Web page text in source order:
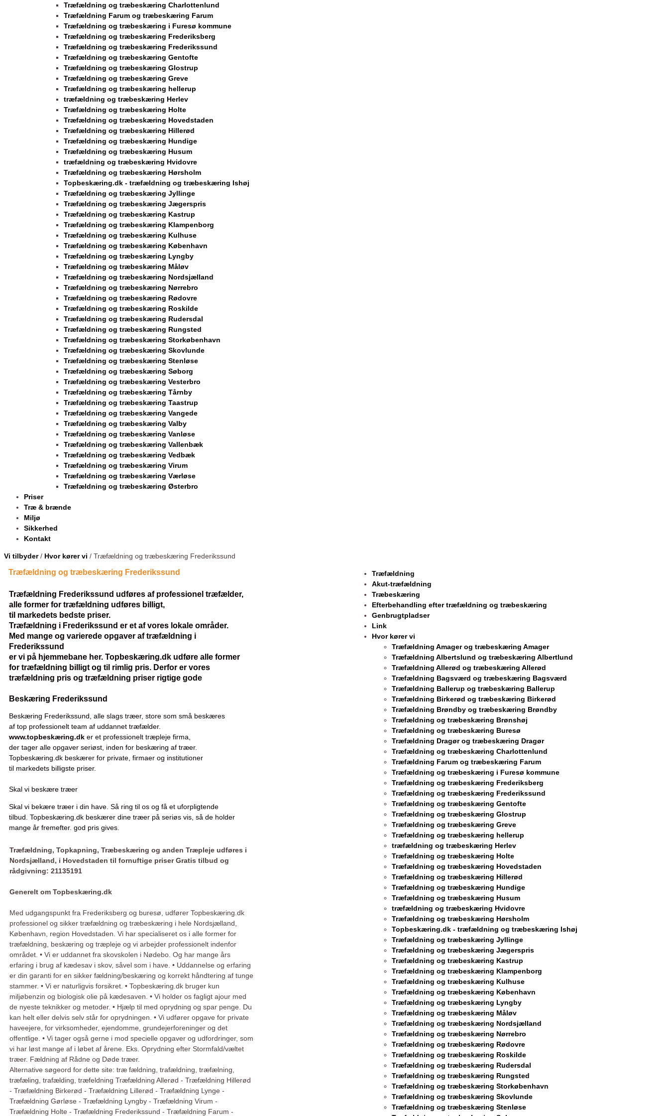
Træfældning og træbeskæring Charlottenlund
Træfældning Farum og træbeskæring Farum
Træfældning og træbeskæring i Furesø kommune
Træfældning og træbeskæring Frederiksberg
Træfældning og træbeskæring Frederikssund
Træfældning og træbeskæring Gentofte
Træfældning og træbeskæring Glostrup
Træfældning og træbeskæring Greve
Træfældning og træbeskæring hellerup
træfældning og træbeskæring Herlev
Træfældning og træbeskæring Holte
Træfældning og træbeskæring Hovedstaden
Træfældning og træbeskæring Hillerød
Træfældning og træbeskæring Hundige
Træfældning og træbeskæring Husum
træfældning og træbeskæring Hvidovre
Træfældning og træbeskæring Hørsholm
Topbeskæring.dk - træfældning og træbeskæring Ishøj
Træfældning og træbeskæring Jyllinge
Træfældning og træbeskæring Jægerspris
Træfældning og træbeskæring Kastrup
Træfældning og træbeskæring Klampenborg
Træfældning og træbeskæring Kulhuse
Træfældning og træbeskæring København
Træfældning og træbeskæring Lyngby
Træfældning og træbeskæring Måløv
Træfældning og træbeskæring Nordsjælland
Træfældning og træbeskæring Nørrebro
Træfældning og træbeskæring Rødovre
Træfældning og træbeskæring Roskilde
Træfældning og træbeskæring Rudersdal
Træfældning og træbeskæring Rungsted
Træfældning og træbeskæring Storkøbenhavn
Træfældning og træbeskæring Skovlunde
Træfældning og træbeskæring Stenløse
Træfældning og træbeskæring Søborg
Træfældning og træbeskæring Vesterbro
Træfældning og træbeskæring Tårnby
Træfældning og træbeskæring Taastrup
Træfældning og træbeskæring Vangede
Træfældning og træbeskæring Valby
Træfældning og træbeskæring Vanløse
Træfældning og træbeskæring Vallenbæk
Træfældning og træbeskæring Vedbæk
Træfældning og træbeskæring Virum
Træfældning og træbeskæring Værløse
Træfældning og træbeskæring Østerbro
Priser
Træ & brænde
Miljø
Sikkerhed
Kontakt
Vi tilbyder/ Hvor kører vi / Træfældning og træbeskæring Frederikssund
Træfældning og træbeskæring Frederikssund
Træfældning Frederikssund udføres af professionel træfælder,
alle former for træfældning udføres billigt,
til markedets bedste priser.
Træfældning i Frederikssund er et af vores lokale områder.
Med mange og varierede opgaver af træfældning i
Frederikssund
er vi på hjemmebane her. Topbeskæring.dk udføre alle former
for træfældning billigt og til rimlig pris. Derfor er vores
træfældning pris og træfældning priser rigtige gode
Beskæring Frederikssund
Beskæring Frederikssund, alle slags træer, store som små beskæres
af top professionelt team af uddannet træfælder.
www.topbeskæring.dk er et professionelt træpleje firma,
der tager alle opgaver seriøst, inden for beskæring af træer.
Topbeskæring.dk beskærer for private, firmaer og institutioner
til markedets billigste priser.
Skal vi beskære træer
Skal vi bekære træer i din have. Så ring til os og få et uforpligtende
tilbud. Topbeskæring.dk beskærer dine træer på seriøs vis, så de holder
mange år fremefter. god pris gives.
Træfældning, Topkapning, Træbeskæring og anden Træpleje udføres i
Nordsjælland, i Hovedstaden til fornuftige priser Gratis tilbud og
rådgivning: 21135191
Generelt om Topbeskæring.dk
Med udgangspunkt fra Frederiksberg og buresø, udfører Topbeskæring.dk
professionel og sikker træfældning og træbeskæring i hele Nordsjælland,
København, region Hovedstaden. Vi har specialiseret os i alle former for
træfældning, beskæring og træpleje og vi arbejder professionelt indenfor
området. • Vi er uddannet fra skovskolen i Nødebo. Og har mange års
erfaring i brug af kædesav i skov, såvel som i have. • Uddannelse og erfaring
er din garanti for en sikker fældning/beskæring og korrekt håndtering af tunge
stammer. • Vi er naturligvis forsikret. • Topbeskæring.dk bruger kun
miljøbenzin og biologisk olie på kædesaven. • Vi holder os fagligt ajour med
de nyeste teknikker og metoder. • Hjælp til med oprydning og spar penge. Du
kan helt eller delvis selv står for oprydningen. • Vi udfører opgave for private
haveejere, for virksomheder, ejendomme, grundejerforeninger og det
offentlige. • Vi tager også gerne i mod specielle opgaver og udfordringer, som
vi har løst mange af i løbet af årene. Eks. Oprydning efter Stormfald/væltet
træer. Fældning af Rådne og Døde træer.
Alternative søgeord for dette site: træ fældning, trafældning, træfælning,
træfæling, trafælding, træfeldning Træfældning Allerød - Træfældning Hillerød
- Træfældning Birkerød - Træfældning Lillerød - Træfældning Lynge -
Træfældning Gørløse - Træfældning Lyngby - Træfældning Virum -
Træfældning Holte - Træfældning Frederikssund - Træfældning Farum -
Træfældning
Akut-træfældning
Træbeskæring
Efterbehandling efter træfældning og træbeskæring
Genbrugtpladser
Link
Hvor kører vi
Træfældning Amager og træbeskæring Amager
Træfældning Albertslund og træbeskæring Albertlund
Træfældning Allerød og træbeskæring Allerød
Træfældning Bagsværd og træbeskæring Bagsværd
Træfældning Ballerup og træbeskæring Ballerup
Træfældning Birkerød og træbeskæring Birkerød
Træfældning Brøndby og træbeskæring Brøndby
Træfældning og træbeskæring Brønshøj
Træfældning og træbeskæring Buresø
Træfældning Dragør og træbeskæring Dragør
Træfældning og træbeskæring Charlottenlund
Træfældning Farum og træbeskæring Farum
Træfældning og træbeskæring i Furesø kommune
Træfældning og træbeskæring Frederiksberg
Træfældning og træbeskæring Frederikssund
Træfældning og træbeskæring Gentofte
Træfældning og træbeskæring Glostrup
Træfældning og træbeskæring Greve
Træfældning og træbeskæring hellerup
træfældning og træbeskæring Herlev
Træfældning og træbeskæring Holte
Træfældning og træbeskæring Hovedstaden
Træfældning og træbeskæring Hillerød
Træfældning og træbeskæring Hundige
Træfældning og træbeskæring Husum
træfældning og træbeskæring Hvidovre
Træfældning og træbeskæring Hørsholm
Topbeskæring.dk - træfældning og træbeskæring Ishøj
Træfældning og træbeskæring Jyllinge
Træfældning og træbeskæring Jægerspris
Træfældning og træbeskæring Kastrup
Træfældning og træbeskæring Klampenborg
Træfældning og træbeskæring Kulhuse
Træfældning og træbeskæring København
Træfældning og træbeskæring Lyngby
Træfældning og træbeskæring Måløv
Træfældning og træbeskæring Nordsjælland
Træfældning og træbeskæring Nørrebro
Træfældning og træbeskæring Rødovre
Træfældning og træbeskæring Roskilde
Træfældning og træbeskæring Rudersdal
Træfældning og træbeskæring Rungsted
Træfældning og træbeskæring Storkøbenhavn
Træfældning og træbeskæring Skovlunde
Træfældning og træbeskæring Stenløse